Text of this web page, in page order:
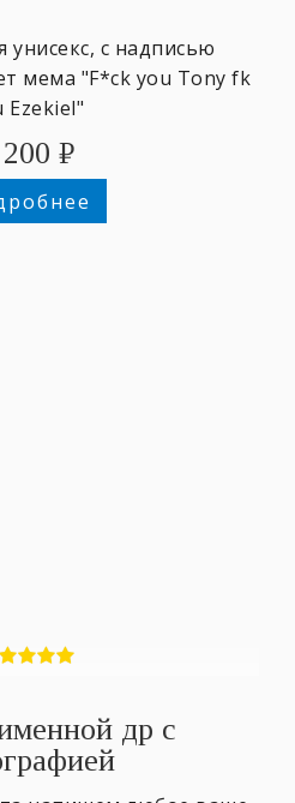
унисекс, с надписью
мема "F*ck you Tony fk
Ezekiel"
₽
др с